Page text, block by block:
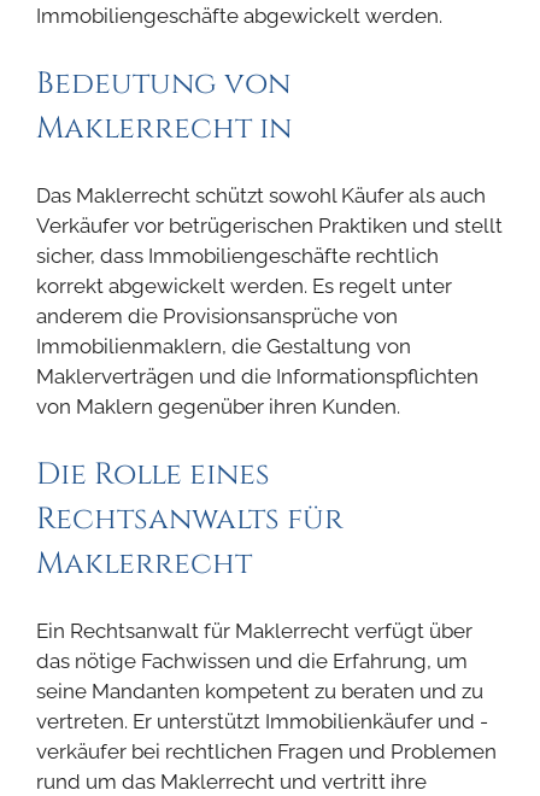
Immobiliengeschäfte abgewickelt werden.
Bedeutung von
Maklerrecht in
Das Maklerrecht schützt sowohl Käufer als auch
Verkäufer vor betrügerischen Praktiken und stellt
sicher, dass Immobiliengeschäfte rechtlich
korrekt abgewickelt werden. Es regelt unter
anderem die Provisionsansprüche von
Immobilienmaklern, die Gestaltung von
Maklerverträgen und die Informationspflichten
von Maklern gegenüber ihren Kunden.
Die Rolle eines
Rechtsanwalts für
Maklerrecht
Ein Rechtsanwalt für Maklerrecht verfügt über
das nötige Fachwissen und die Erfahrung, um
seine Mandanten kompetent zu beraten und zu
vertreten. Er unterstützt Immobilienkäufer und -
verkäufer bei rechtlichen Fragen und Problemen
rund um das Maklerrecht und vertritt ihre